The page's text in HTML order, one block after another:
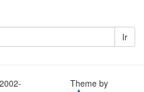
Ir
Theme by